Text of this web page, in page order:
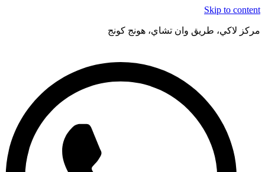
Skip to content
مركز لاكي، طريق وان تشاي، هونج كونج